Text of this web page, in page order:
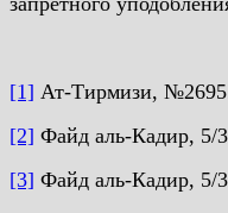
[1] Ат-Тирмизи,
[2] Файд аль-Кадир, 5/
[3] Файд аль-Кадир, 5/